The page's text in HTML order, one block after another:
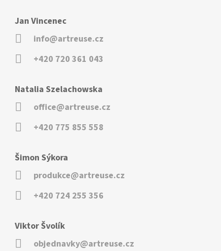
Jan Vincenec
info@artreuse.cz
+420 720 361 043
Natalia Szelachowska
office@artreuse.cz
+420 775 855 558
Šimon Sýkora
produkce@artreuse.cz
+420 724 255 356
Viktor Švolík
objednavky@artreuse.cz